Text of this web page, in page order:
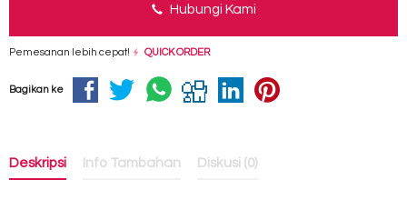
Hubungi Kami
Pemesanan lebih cepat! QUICK ORDER
Bagikan ke
Deskripsi Info Tambahan Diskusi (0)